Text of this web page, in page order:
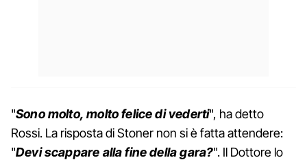
"Sono molto, molto felice di vederti", ha detto
Rossi. La risposta di Stoner non si è fatta attendere:
"Devi scappare alla fine della gara?". Il Dottore lo